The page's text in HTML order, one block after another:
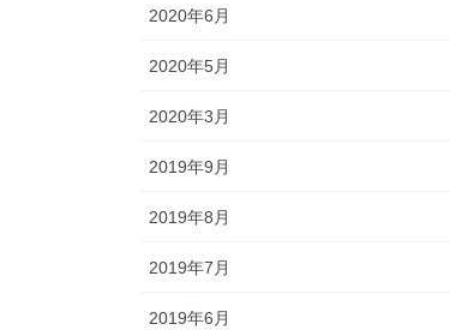
2020年6月
2020年5月
2020年3月
2019年9月
2019年8月
2019年7月
2019年6月